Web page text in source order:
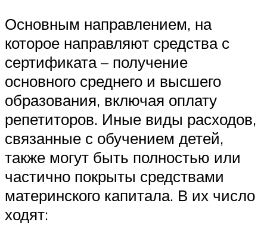
Основным направлением, на
которое направляют средства с
сертификата – получение
основного среднего и высшего
образования, включая оплату
репетиторов. Иные виды расходов,
связанные с обучением детей,
также могут быть полностью или
частично покрыты средствами
материнского капитала. В их число
ходят: